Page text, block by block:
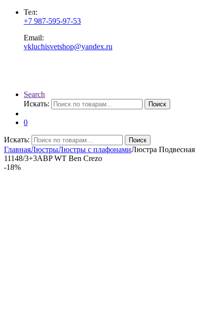
Тел:
+7 987-595-97-53
Email:
vkluchisvetshop@yandex.ru
Search
Искать:
Поиск
0
Искать: Поиск
ГлавнаяЛюстрыЛюстры с плафонамиЛюстра Подвесная
11148/3+3ABP WT Ben Crezo
-18%